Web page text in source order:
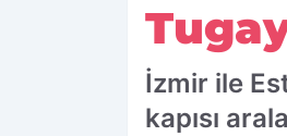
İzmir ile
kapısı